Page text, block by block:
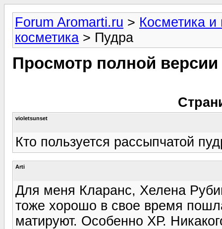
Forum Aromarti.ru > Косметика
косметика > Пудра
Просмотр полной
violetsunset
Кто пользуется рассыпчатой
Arti
Для меня Кларанс, Хелена
тоже хорошо в свое время
матируют. Особенно ХР.